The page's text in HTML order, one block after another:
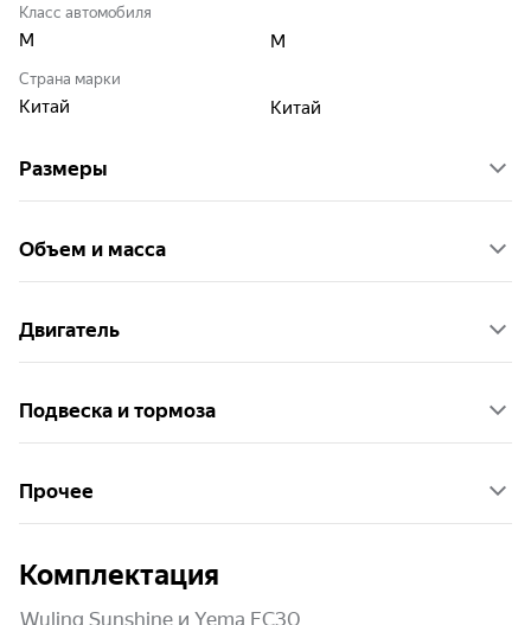
Класс автомобиля
M M
Страна марки
Китай Китай
Размеры
Объем и масса
Двигатель
Подвеска и тормоза
Прочее
Комплектация
Wuling Sunshine и Yema EC30